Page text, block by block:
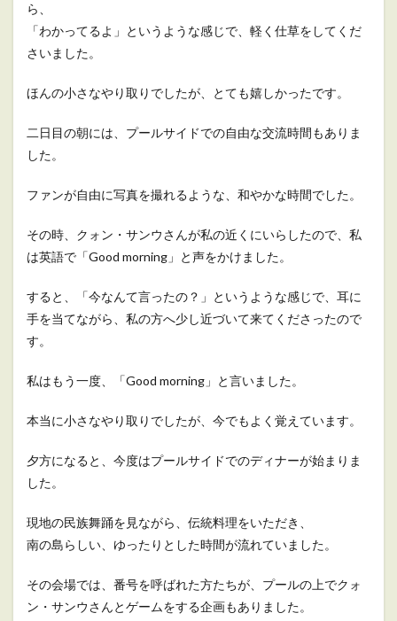
ら、
「わかってるよ」というような感じで、軽く仕草をしてくだ
さいました。
ほんの小さなやり取りでしたが、とても嬉しかったです。
二日目の朝には、プールサイドでの自由な交流時間もありま
した。
ファンが自由に写真を撮れるような、和やかな時間でした。
その時、クォン・サンウさんが私の近くにいらしたので、私
は英語で「Good morning」と声をかけました。
すると、「今なんて言ったの？」というような感じで、耳に
手を当てながら、私の方へ少し近づいて来てくださったので
す。
私はもう一度、「Good morning」と言いました。
本当に小さなやり取りでしたが、今でもよく覚えています。
夕方になると、今度はプールサイドでのディナーが始まりま
した。
現地の民族舞踊を見ながら、伝統料理をいただき、
南の島らしい、ゆったりとした時間が流れていました。
その会場では、番号を呼ばれた方たちが、プールの上でクォ
ン・サンウさんとゲームをする企画もありました。